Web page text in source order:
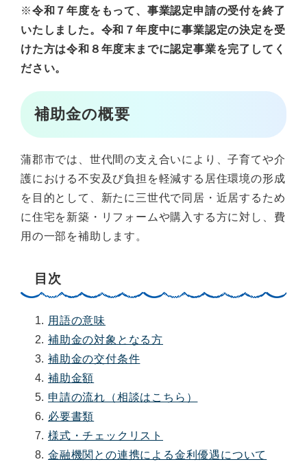
※令和７年度をもって、事業認定申請の受付を終了
いたしました。令和７年度中に事業認定の決定を受
けた方は令和８年度末までに認定事業を完了してく
ださい。
補助金の概要
蒲郡市では、世代間の支え合いにより、子育てや介
護における不安及び負担を軽減する居住環境の形成
を目的として、新たに三世代で同居・近居するため
に住宅を新築・リフォームや購入する方に対し、費
用の一部を補助します。
目次
用語の意味
補助金の対象となる方
補助金の交付条件
補助金額
申請の流れ（相談はこちら）
必要書類
様式・チェックリスト
金融機関との連携による金利優遇について